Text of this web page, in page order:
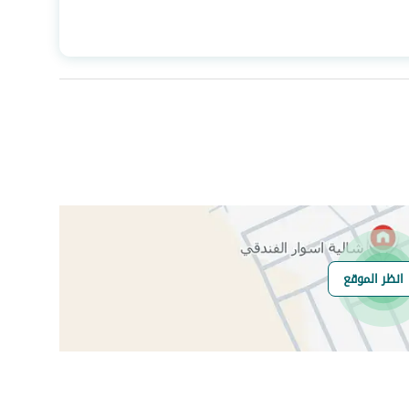
عدد الغرف
2
هل يوجد اي التزام
على العقار ؟
مطابقة لكود البناء -
انظر الموقع